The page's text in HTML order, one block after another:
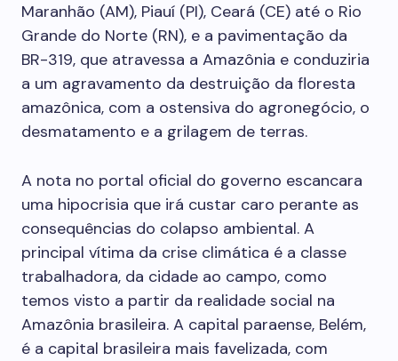
Maranhão (AM), Piauí (PI), Ceará (CE) até o Rio
Grande do Norte (RN), e a pavimentação da
BR-319, que atravessa a Amazônia e conduziria
a um agravamento da destruição da floresta
amazônica, com a ostensiva do agronegócio, o
desmatamento e a grilagem de terras.
A nota no portal oficial do governo escancara
uma hipocrisia que irá custar caro perante as
consequências do colapso ambiental. A
principal vítima da crise climática é a classe
trabalhadora, da cidade ao campo, como
temos visto a partir da realidade social na
Amazônia brasileira. A capital paraense, Belém,
é a capital brasileira mais favelizada, com